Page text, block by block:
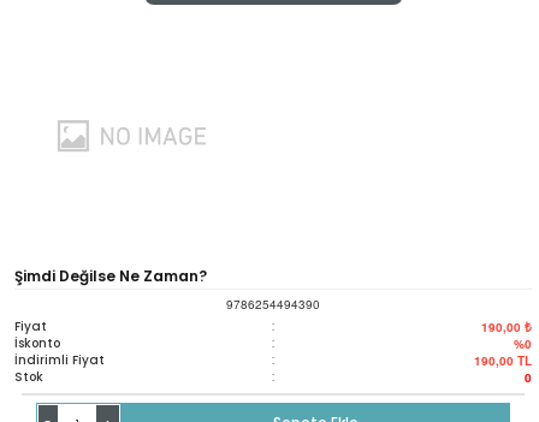
Şimdi Değilse Ne Zaman?
9786254494390
Fiyat : 190,00 ₺
İskonto : %0
İndirimli Fiyat : 190,00 TL
Stok : 0